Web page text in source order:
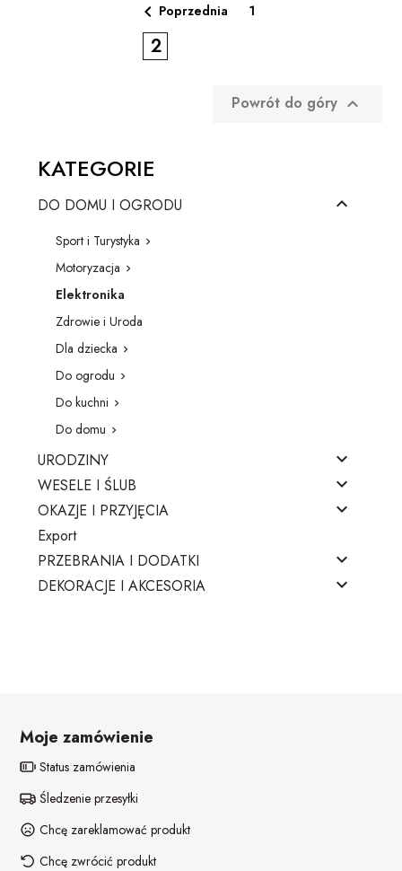
KATEGORIE
DO DOMU I OGRODU 
Sport i Turystyka 
Motoryzacja 
Elektronika
Zdrowie i Uroda
Dla dziecka 
Do ogrodu 
Do kuchni 
Do domu 
URODZINY 
WESELE I ŚLUB 
OKAZJE I PRZYJĘCIA 
Export
PRZEBRANIA I DODATKI

DEKORACJE I AKCESORIA 
 Poprzednia 1
2
Powrót do góry 
Moje zamówienie
Status zamówienia
Śledzenie przesyłki
Chcę zareklamować produkt
Chcę zwrócić produkt